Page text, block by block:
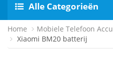
Alle Categorieën
Home Mobiele Telefoon Accu
Xiaomi BM20 batterij